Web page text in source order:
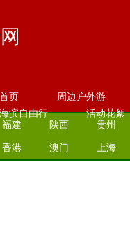
首页
周边户外游
海滨自由行
活动花絮
福建 陕西
贵州
香港 澳门
上海